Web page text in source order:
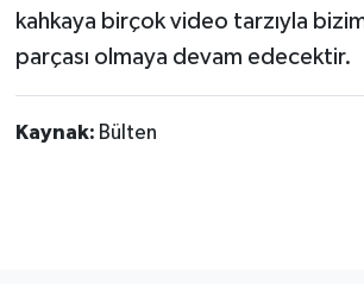
kahkaya birçok video tarzıyla bizim
parçası olmaya devam edecektir.
Kaynak: Bülten